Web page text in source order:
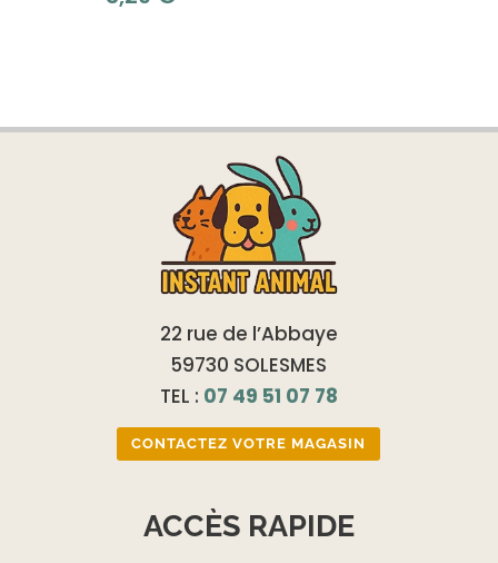
22 rue de l’Abbaye
59730 SOLESMES
TEL : 07 49 51 07 78
CONTACTEZ VOTRE MAGASIN
ACCÈS RAPIDE